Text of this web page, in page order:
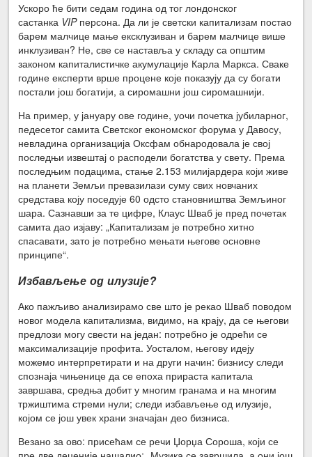
Ускоро ће бити седам година од тог лондонског
састанка VIPперсона. Да ли је светски капитализам постао
барем малчице мање ексклузиван и барем малчице више
инклузиван? Не, све се наставља у складу са општим
законом капиталистичке акумулације Карла Маркса. Сваке
године експерти врше процене које показују да су богати
постали још богатији, а сиромашни још сиромашнији.
На пример, у јануару ове године, уочи почетка јубиларног,
педесетог самита Светског економског форума у Давосу,
невладина организација Оксфам обнародовала је свој
последњи извештај о расподели богатства у свету. Према
последњим подацима, стање 2.153 милијардера који живе
на планети Земљи превазилази суму свих новчаних
средстава коју поседује 60 одсто становништва Земљиног
шара. Сазнавши за те цифре, Клаус Шваб је пред почетак
самита дао изјаву: „Капитализам је потребно хитно
спасавати, зато је потребно мењати његове основне
принципе“.
Избављење од илузије?
Ако пажљиво анализирамо све што је рекао Шваб поводом
новог модела капитализма, видимо, на крају, да се његови
предлози могу свести на један: потребно је одрећи се
максимализације профита. Уосталом, његову идеју
можемо интерпретирати и на други начин: бизнису следи
спознаја чињенице да се епоха прираста капитала
завршава, средња добит у многим гранама и на многим
тржиштима стреми нули; следи избављење од илузије,
којом се још увек храни значајан део бизниса.
Везано за ово: присећам се речи Џорџа Сороша, који се